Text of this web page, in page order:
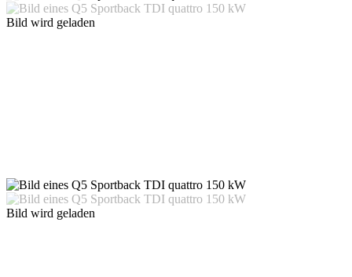
Bild wird geladen
Bild wird geladen